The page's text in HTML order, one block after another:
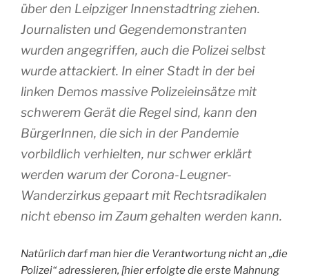
über den Leipziger Innenstadtring ziehen.
Journalisten und Gegendemonstranten
wurden angegriffen, auch die Polizei selbst
wurde attackiert. In einer Stadt in der bei
linken Demos massive Polizeieinsätze mit
schwerem Gerät die Regel sind, kann den
BürgerInnen, die sich in der Pandemie
vorbildlich verhielten, nur schwer erklärt
werden warum der Corona-Leugner-
Wanderzirkus gepaart mit Rechtsradikalen
nicht ebenso im Zaum gehalten werden kann.
Natürlich darf man hier die Verantwortung nicht an „die
Polizei“ adressieren, [hier erfolgte die erste Mahnung